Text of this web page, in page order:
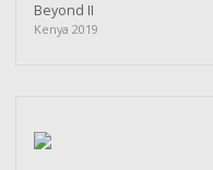
Beyond II
Kenya 2019